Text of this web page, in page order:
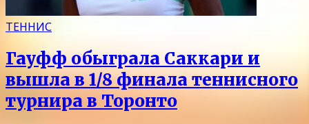
ТЕННИС
Гауфф обыграла Саккари и
вышла в 1/8 финала теннисного
турнира в Торонто